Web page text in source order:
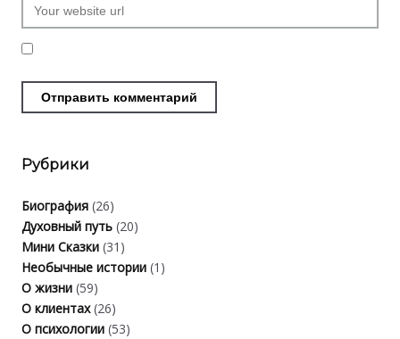
Рубрики
Биография (26)
Духовный путь (20)
Мини Сказки (31)
Необычные истории (1)
О жизни (59)
О клиентах(26)
О психологии (53)